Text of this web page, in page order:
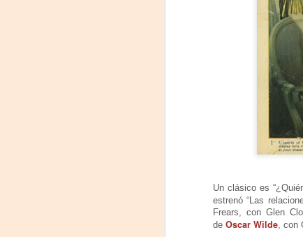
Un clásico es
estrenó “Las
Frears, con Glen
de Oscar Wilde, con